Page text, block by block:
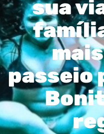
sua
passeio